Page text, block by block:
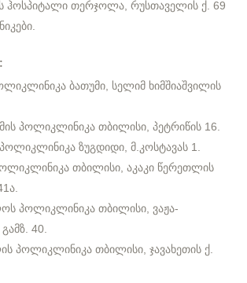
ჰოსპიტალი თერჯოლა, რუსთაველის ქ. 69
ბათუმი, სელიმ ხიმშიაშვილის
პოლიკლინიკა თბილისი, პეტრიწის 16.
ზუგდიდი, მ.კოსტავას 1.
თბილისი, აკაკი წერეთლის
პოლიკლინიკა თბილისი, ვაჟა-
40.
პოლიკლინიკა თბილისი, ჯავახეთის ქ.